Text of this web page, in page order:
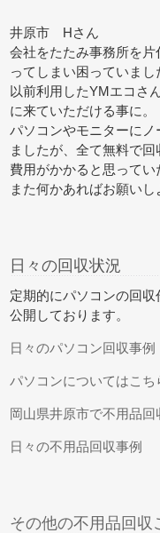
井原市 Hさん
会社をたたみ事務所を
ってしまい困っていまし
以前利用したYMエコさ
に来ていただける事に。
パソコンやモニターにノ
ましたが、全て無料で回
費用がかかると思ってい
また何かあればお願いし
日々の回収状況
定期的にパソコンの回
公開しております。
日々のパソコン回収事例
パソコンについてはこち
岡山県井原市で不用品回
日々の不用品回収事例
その他の不用品回収